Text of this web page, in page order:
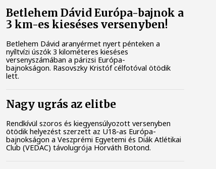
Betlehem Dávid Európa-bajnok a
3 km-es kieséses versenyben!
Betlehem Dávid aranyérmet nyert pénteken a
nyíltvízi úszók 3 kilométeres kieséses
versenyszámában a párizsi Európa-
bajnokságon. Rasovszky Kristóf célfotóval ötödik
lett.
Nagy ugrás az elitbe
Rendkívül szoros és kiegyensúlyozott versenyben
ötödik helyezést szerzett az U18-as Európa-
bajnokságon a Veszprémi Egyetemi és Diák Atlétikai
Club (VEDAC) távolugrója Horváth Botond.